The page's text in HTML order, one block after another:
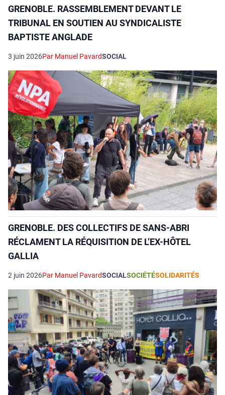
GRENOBLE. RASSEMBLEMENT DEVANT LE
TRIBUNAL EN SOUTIEN AU SYNDICALISTE
BAPTISTE ANGLADE
3 juin 2026Par Manuel PavardSOCIAL
GRENOBLE. DES COLLECTIFS DE SANS-ABRI
RÉCLAMENT LA RÉQUISITION DE L’EX-HÔTEL
GALLIA
2 juin 2026Par Manuel PavardSOCIALSOCIÉTÉSOLIDARITÉS